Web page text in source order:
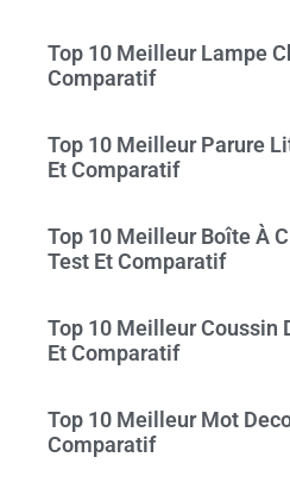
Top 10 Meilleur Lampe
Comparatif
Top 10 Meilleur Parure
Et Comparatif
Top 10 Meilleur Boîte À
Test Et Comparatif
Top 10 Meilleur Coussin
Et Comparatif
Top 10 Meilleur Mot
Comparatif